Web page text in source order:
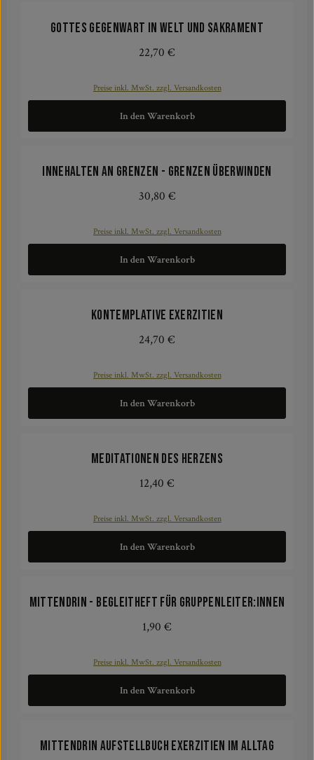
Gottes Gegenwart in Welt und Sakrament
Regulärer Preis:
22,70 €
Preise inkl. MwSt. zzgl. Versandkosten
In den Warenkorb
Innehalten an Grenzen - Grenzen überwinden
Regulärer Preis:
30,80 €
Preise inkl. MwSt. zzgl. Versandkosten
In den Warenkorb
Kontemplative Exerzitien
Regulärer Preis:
24,70 €
Preise inkl. MwSt. zzgl. Versandkosten
In den Warenkorb
Meditationen des Herzens
Regulärer Preis:
12,40 €
Preise inkl. MwSt. zzgl. Versandkosten
In den Warenkorb
mittendrin - Begleitheft für Gruppenleiter:innen
Regulärer Preis:
1,90 €
Preise inkl. MwSt. zzgl. Versandkosten
In den Warenkorb
mittendrin Aufstellbuch Exerzitien im Alltag